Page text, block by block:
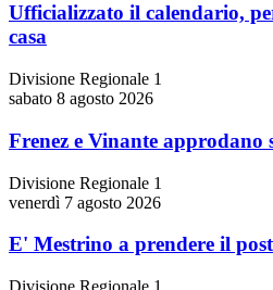
Ufficializzato il calendario,
casa
Divisione Regionale 1
sabato 8 agosto 2026
Frenez e Vinante approdano
Divisione Regionale 1
venerdì 7 agosto 2026
E' Mestrino a prendere il
Divisione Regionale 1